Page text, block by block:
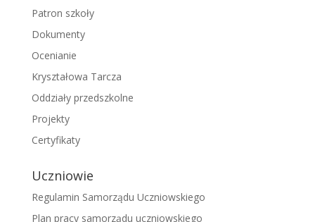
Patron szkoły
Dokumenty
Ocenianie
Kryształowa Tarcza
Oddziały przedszkolne
Projekty
Certyfikaty
Uczniowie
Regulamin Samorządu Uczniowskiego
Plan pracy samorządu uczniowskiego